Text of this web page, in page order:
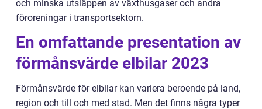
och minska utsläppen av växthusgaser och andra
föroreningar i transportsektorn.
En omfattande presentation av
förmånsvärde elbilar 2023
Förmånsvärde för elbilar kan variera beroende på land,
region och till och med stad. Men det finns några typer